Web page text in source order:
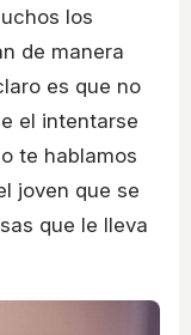
los
de manera
es que no
el intentarse
te hablamos
joven que se
que le lleva